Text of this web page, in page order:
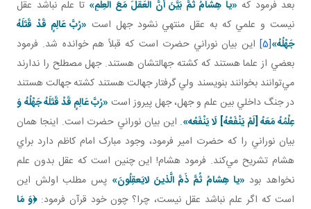
بعد فرمود که «يا هِشامُ ثُمَّ بَيَّنَ أَنَّ الَعَقّلَ مَعَ العِلْمِ» تا علم نباشد عقل
نيست و علمي که به عقل منتهي نشود جهل است «رُبَّ عَالِمٍ قَدْ قَتَلَهُ
جَهْلُهُ»[5]
اين بيان نوراني حضرت است که قبلاً هم خوانده شد. فرمود
بعضي از علما هستند که کشته جهالتشان هستند. جهل مصطلح را ندارند
مي‌توانند بخوانند بنويسند ولي گرفتار جهالت‌ هستند کشته جهالت‌ هستند
در جنگ داخلي بين علم و جهل، جهل پيروز است «رُبَّ عَالِمٍ قَدْ قَتَلَهُ جَهْلُهُوَ
عِلْمُهُ مَعَهُ [لَمْ يَنْفَعْهُ‏] لَا يَنْفَعُه‏». اين بيان نوراني حضرت است. اينجا همان
بيان نوراني را که حضرت امير فرمود، وجود مبارک امام کاظم دارد براي
هشام تشريح مي‌کند. فرمود هشام! اين چنين است که عقل بدون علم
نخواهد بود «يا هِشامُ ثُمَّ ذَمَّ الَّذينَ لايَعقِلُونَ» پس مطلب اولش اين
است که اگر علم نباشد عقل نيست، چرا؟ چون خود قرآن فرمود:﴿وَ مَا